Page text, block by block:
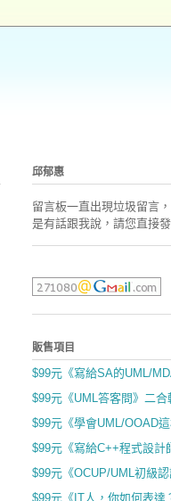
邱郁惠
留言板一直出現垃圾留言
是有話跟我說，請您直接
販售項目
$99元《寫給SA的UML/
$99元《UML答客問》二合
$99元《學會UML/OOAD
$99元《寫給C++程式設計
$99元《OCUP/UML初級
$99元《IT人，你如何表達